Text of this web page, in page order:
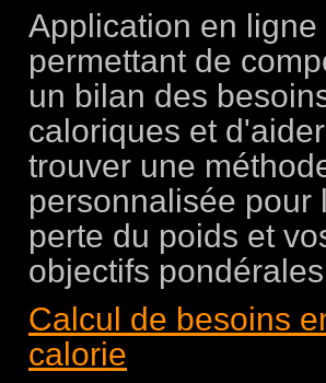
Application en ligne
permettant de
un bilan des
caloriques et
trouver une
personnalisée pour
perte du poids et
objectifs
Calcul de besoins
calorie